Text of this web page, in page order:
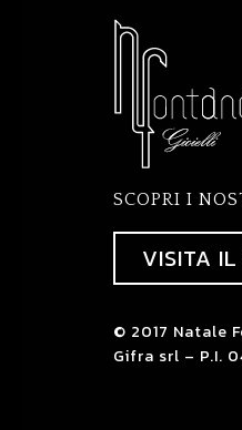
SCOPRI I
VISITA
© 2017 Natale
Gifra srl – P.I.